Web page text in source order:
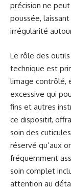
précision ne
poussée,
irrégularité
Le rôle des
technique est
limage contrôlé,
excessive qui
fins et autres
ce dispositif,
soin des
réservé qu’aux
fréquemment
soin complet
attention au